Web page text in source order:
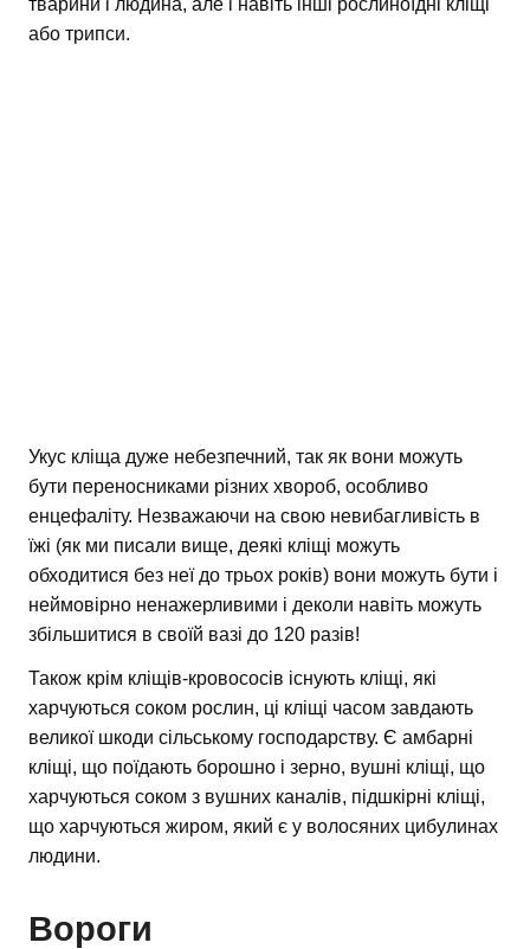
тварини і людина, але і навіть інші рослиноїдні кліщі
або трипси.
Укус кліща дуже небезпечний, так як вони можуть
бути переносниками різних хвороб, особливо
енцефаліту. Незважаючи на свою невибагливість в
їжі (як ми писали вище, деякі кліщі можуть
обходитися без неї до трьох років) вони можуть бути і
неймовірно ненажерливими і деколи навіть можуть
збільшитися в своїй вазі до 120 разів!
Також крім кліщів-кровососів існують кліщі, які
харчуються соком рослин, ці кліщі часом завдають
великої шкоди сільському господарству. Є амбарні
кліщі, що поїдають борошно і зерно, вушні кліщі, що
харчуються соком з вушних каналів, підшкірні кліщі,
що харчуються жиром, який є у волосяних цибулинах
людини.
Вороги